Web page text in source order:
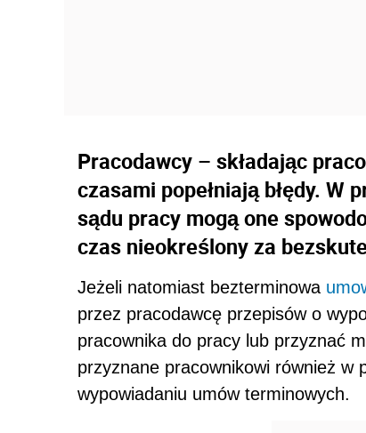
Pracodawcy – składając
czasami popełniają błędy. W
sądu pracy mogą one
czas nieokreślony za
Jeżeli natomiast bezterminowa
przez pracodawcę przepisów o
pracownika do pracy lub przyznać
przyznane pracownikowi również w
wypowiadaniu umów terminowych.